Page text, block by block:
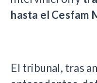
hasta el Cesfam
El tribunal, tras